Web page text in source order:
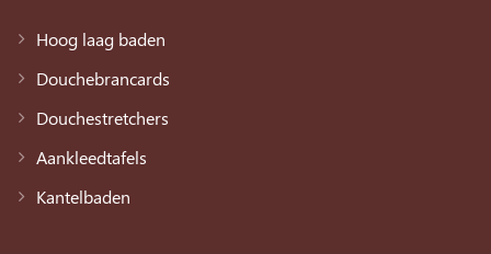
Hoog laag baden
Douchebrancards
Douchestretchers
Aankleedtafels
Kantelbaden